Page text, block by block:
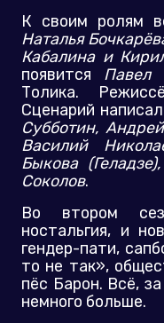
К своим ролям
Наталья
Кабалина и
появится Павел
Толика.
Сценарий
Субботин,
Василий
Быкова
Соколов.
Во втором
ностальгия, и
гендер-пати,
то не так»,
пёс Барон. Всё,
немного больше.